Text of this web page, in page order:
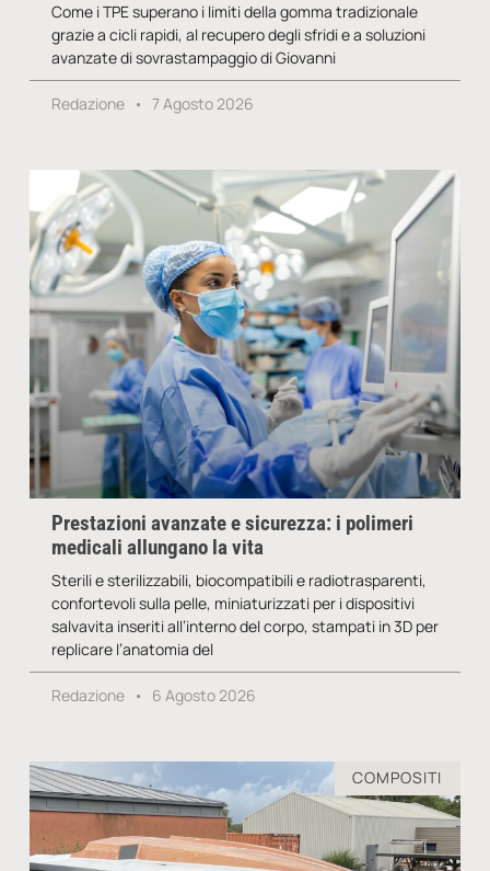
Come i TPE superano i limiti della gomma tradizionale
grazie a cicli rapidi, al recupero degli sfridi e a soluzioni
avanzate di sovrastampaggio di Giovanni
Redazione 7 Agosto 2026
Prestazioni avanzate e sicurezza: i polimeri
medicali allungano la vita
Sterili e sterilizzabili, biocompatibili e radiotrasparenti,
confortevoli sulla pelle, miniaturizzati per i dispositivi
salvavita inseriti all’interno del corpo, stampati in 3D per
replicare l’anatomia del
Redazione 6 Agosto 2026
COMPOSITI